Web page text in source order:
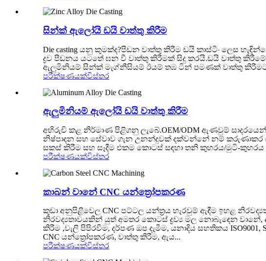
සින්ක් ඇලෝයි ඩයි වාත්තු කිරීම
Die casting යනු කුමක්ද?පීඩන වාත්තු කිරීම ඩයි කාස්ටිං ලෙස
ද්‍රව පීඩනය යටතේ ඝන වී වාත්තු කිරීමක් සිදු කරයි.ඩයි වාත්තු
ඇලුමිනියම් සින්ක් මැග්නීසියම් ඊයම් තඹ ටින් පමණක් වාත්තු කිරීමට
පරීක්ෂණයක්විස්තර
ඇලුමිනියම් ඇලෝයි ඩයි වාත්තු කිරීම
අභිරුචි කළ නිර්මාණ පිළිගනු ලැබේ.OEM/ODM ඇණවුම්
නිෂ්පාදන සහ සේවාව ගැන උනන්දුවක් දක්වන්නේ නම්
සකස් කිරීම සහ සෑදීම එකම කොටස් සඳහා තනි කුහරය/මුටි-කුහරය ,
පරීක්ෂණයක්විස්තර
කාබන් වානේ CNC යන්ත්‍රෝපකරණ
කුඩා අනුපිළිවෙල CNC පට්ටල යන්ත්‍රය හැරවුම් ඇඳීම ඉහළ
නිරවද්‍යතාවයකින් යුත් අමතර කොටස් ද්‍රව්‍ය මල නොබැඳෙන
කිරීම ,වැලි පිපිරවීම, දර්පණ ඔප දැමීම, යනාදිය සහතිකය ISO9001,
CNC යන්ත්‍රෝපකරණ, වාත්තු කිරීම, ඇය...
පරීක්ෂණයක්විස්තර